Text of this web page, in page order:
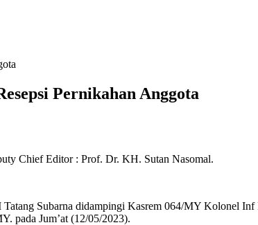
Pernikahan Anggota
Editor : Prof. Dr. KH. Sutan Nasomal.
Subarna didampingi Kasrem 064/MY Kolonel
pada Jum’at (12/05/2023).